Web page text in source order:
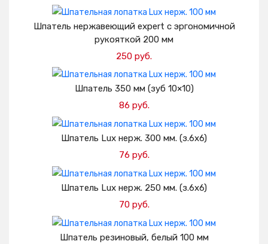
Добавить в корзину
Шпатель нержавеющий expert с эргономичной
рукояткой 200 мм
250 руб.
Добавить в корзину
Шпатель 350 мм (зуб 10×10)
86 руб.
Добавить в корзину
Шпатель Lux нерж. 300 мм. (з.6х6)
76 руб.
Добавить в корзину
Шпатель Lux нерж. 250 мм. (з.6х6)
70 руб.
Добавить в корзину
Шпатель резиновый, белый 100 мм